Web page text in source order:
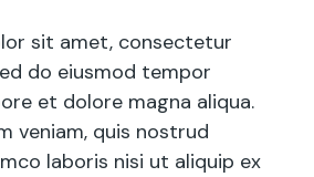
sit amet, consectetur
do eiusmod tempor
et dolore magna aliqua.
veniam, quis nostrud
laboris nisi ut aliquip ex